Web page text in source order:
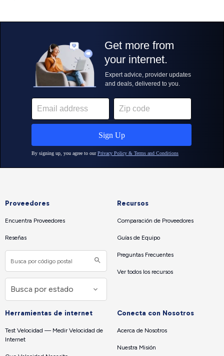
Proveedores
Encuentra Proveedores
Reseñas
Recursos
Comparación de Proveedores
Guías de Equipo
Preguntas Frecuentes
Ver todos los recursos
Herramientas de internet
Test Velocidad — Medir Velocidad de
Internet
Conecta con Nosotros
Acerca de Nosotros
Nuestra Misión